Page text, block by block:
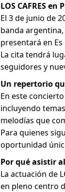
LOS CAFRES
El 3 de junio de
banda
presentará en
La cita tendrá
seguidores y
Un repertorio
En este
incluyendo
melodías que
Para quienes
oportunidad
Por qué asistir
La actuación de
en pleno centro